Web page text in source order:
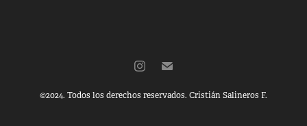
©2024. Todos los derechos reservados. Cristián Salineros F.